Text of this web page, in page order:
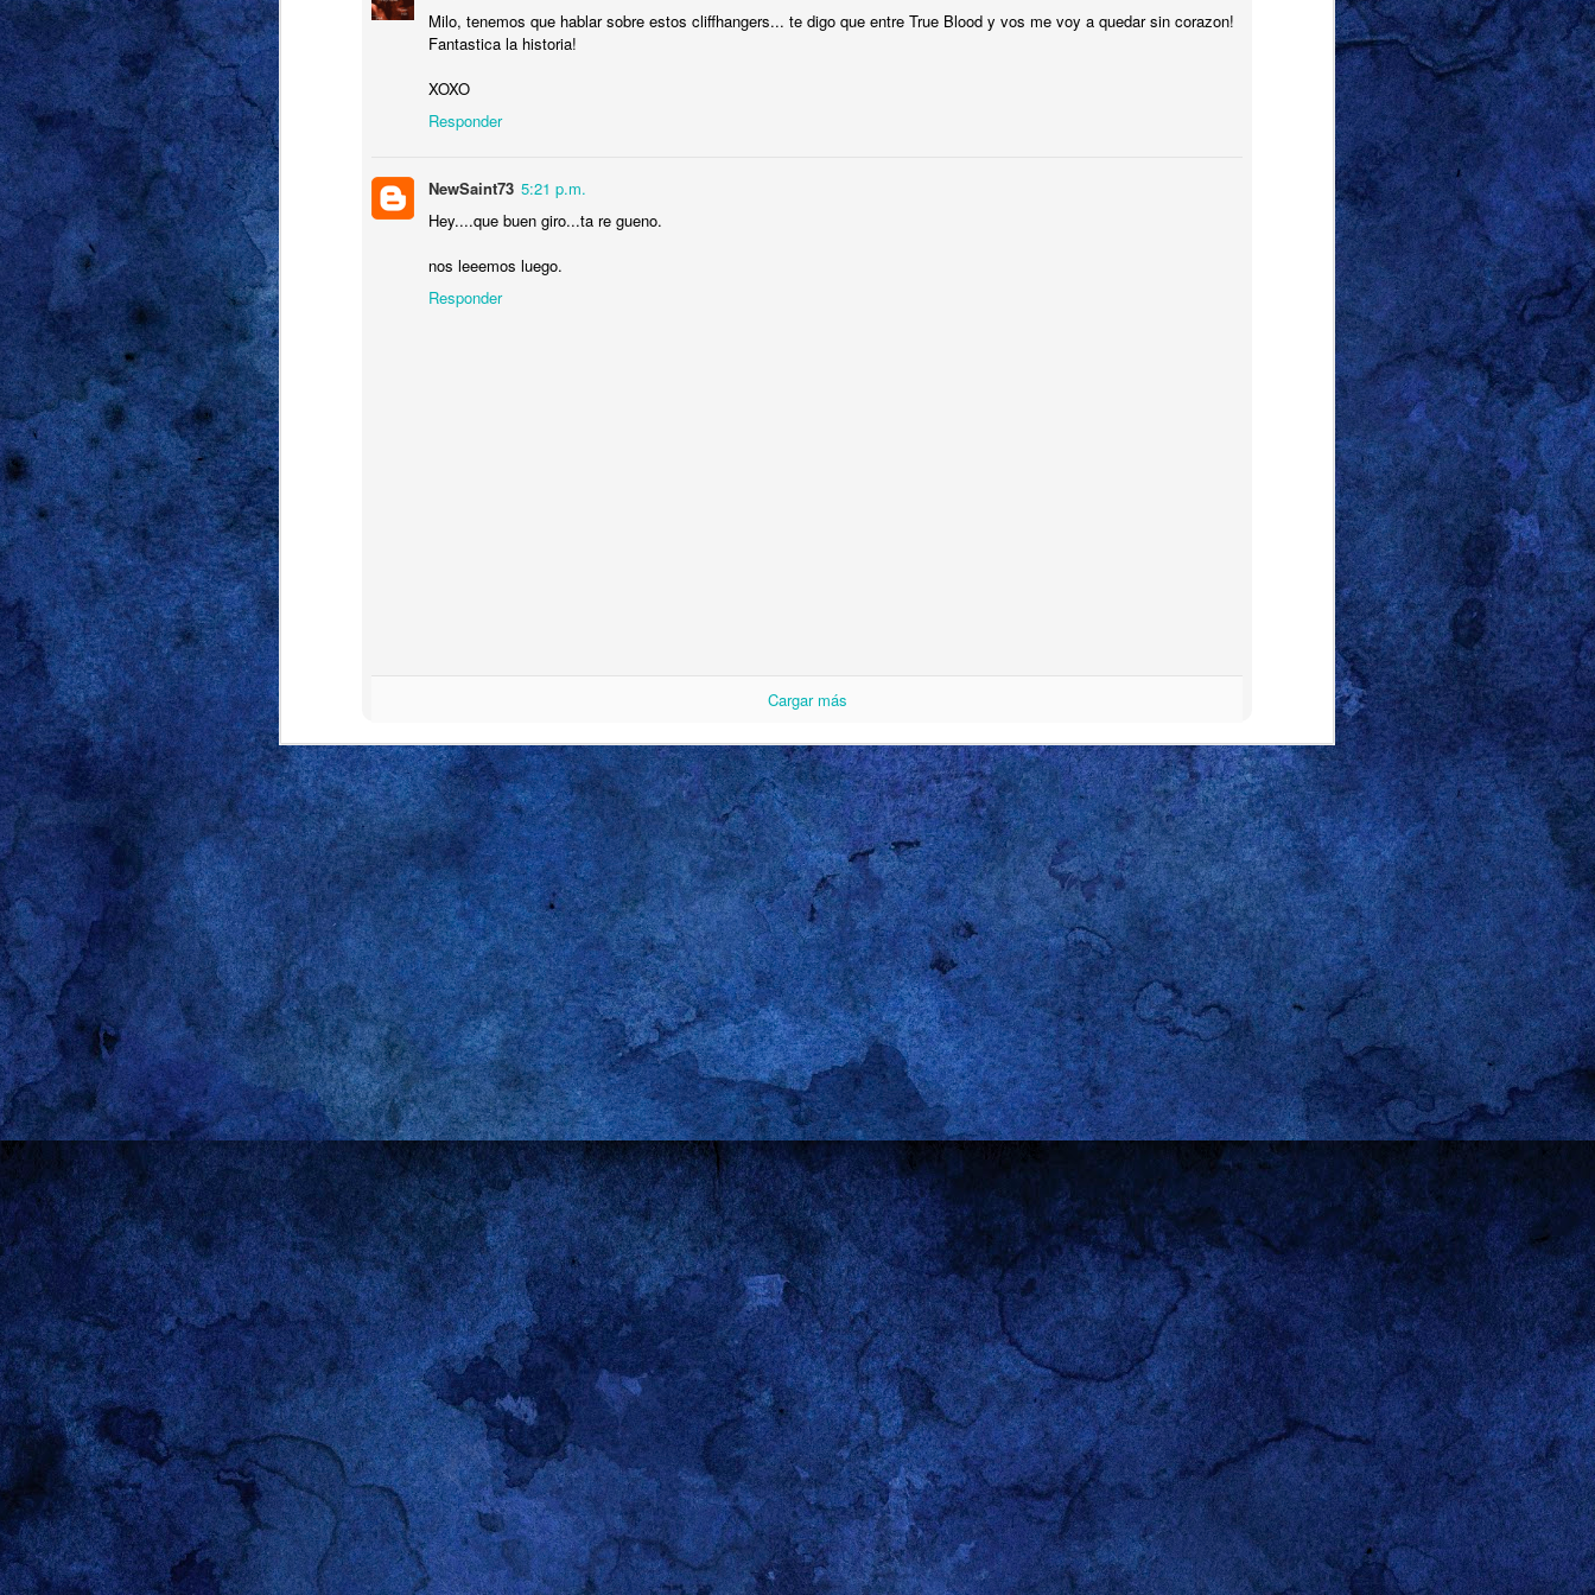
Milo, tenemos que hablar sobre estos cliffhangers... te digo que entre True Blood y vos me voy a quedar sin corazon!
Fantastica la historia!
XOXO
Responder
NewSaint73 5:21 p.m.
Hey....que buen giro...ta re gueno.
nos leeemos luego.
Responder
Cargar más
0 Agregar un comentario
JUL
26
inventado sobre la marcha. Tal vez ni siquiera preparado para la ocasión. Pero me llamó bastante la atención porque “Saturday is
pueda parecer, la sentencia es poderosa: sin importar las parejas, los oficios del domingo o los exámenes del lunes, los sábados
son para los amigos (the boys). Feminista fumado como era en esa época, no me podía quedar con el entripado y le solté en
inglés: “hablamos de eso cuando te obliguen a cancelar tus planes conthe boysy a pasarte toda la tarde y buena parte de la
noche escuchando a tu novia o esposa gritando por cositas para bebé”. Con la típica y arrogante negación sobre el
envejecimiento que caracteriza al grupo etario, los estudiantes rieron porque el profe, una vez más, se puso sarcástico.
Si tuviera que escoger una sola cualidad que nos une a los hombres gay, sin distingo de edad, origen o condición, es nuestra
infinita capacidad de observación. Qué hacemos con lo que observamos es tema para otra entrada. En mi caso, basta con que
algo se ponga en el radar de mi atención para ver, oír y luego soltar la lengua, coger el lápiz o martillar el teclado. No dejo títere
con cabeza, pero tampoco me llamo a engaño: mis interpretaciones están decisivamente marcadas por percepciones, prejuicios
y experiencias de segunda mano. Por eso nunca me he vanagloriado de tener razón; reconociendo la falibilidad y lo apriorístico
de mis ideas, me conformo con poner los hechos desnudos sobre la mesa y someterlos al juicio ajeno. O, mejor dicho, al de mi
señor marido que, siendo también (como diría una amiga) pro-hi-bi-do, suele ser bastante más indulgente que yo. Creo que hasta
este punto no he dicho nada que le lectore no sepa o no comparta: si se pasa por estas líneas es porque disfruta que le cuente
historias de otras personas y de mí mismo y porque, en cierto sentido, comparte mi fascinación por elhomo sapienscomo
fuente inagotable de inspiración.
Las relaciones heterosexuales, para el ejemplo con el que abro esta entrada, encierran un fascinante juego de poderes al que me
asomo con desgano, pero que nunca decepciona si se le dedica la atención del caso. Nótese que no he dicho “juego de
dominación”: no me interesa llevar la contabilidad de las victorias y las derrotas de hombres y mujeres en su afán de engendrar y
parir. Feminista como sigo siendo (aunque menos fumado en estos últimos años) tengo muy claro que, así las mujeres se hayan
abierto paso a los golpes e, involuntariamente, suscitado el pánico de muchos hombres (cordial saludo a lamanosphere
), no han
dejado de ser las que tienen que esforzarse el triple para recibir un tercio del reconocimiento que se les otorga a los hombres
haciendo casi nada.
Pensándolo bien, es posible que todavía me consideren un feminista muy, muy, muy fumado en algunos ámbitos, pero estoy en
paz con eso.
A decir verdad, hacerle historiografía a cualquierGuerra de los Sexosque no sea la producida por Venevisión Continental es una
empresa condenada al fracaso. Al igual que en cualquier litigio, las guerras se ganan y se pierden, pero nunca falta quién se
lucre con ellas. Las dejo a un lado porque estoy convencido de que las negociaciones más interesantes son las que ocurren
lejos de los ojos ajenos, en los álgidos debates que se suscitan en el sofá y en las mesas del comedor. En los alegatos de
almohada cuyos únicos testigos son las cobijas y las tablas de la cama. Y, muy especialmente, en esos insondables acuerdos
conciliatorios que no tienen ningún sentido para quienes no participan en ellos. Lo único que llega hasta el mundo de afuera (mi
señor marido y yo, para seguir con el ejemplo) son las versiones que cada partícipe decide poner en circulación.
La historia de Gareth no puede ser más elocuente en este sentido. Mi antiguo estudiante no me escribió para contarme los
pormenores delbaby showerdel sábado. Si se tomó la molestia fue para “quejarse” de que lo habían hecho cancelar sus planes